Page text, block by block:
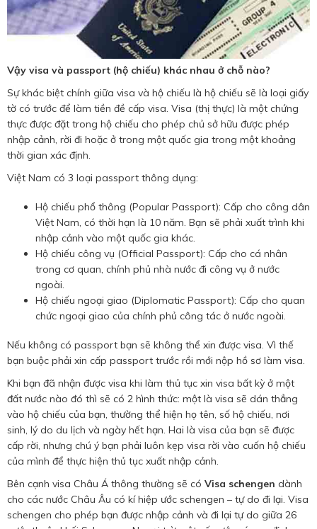
Vậy visa và passport (hộ chiếu) khác nhau ở chỗ nào?
Sự khác biệt chính giữa visa và hộ chiếu là hộ chiếu sẽ là loại giấy
tờ có trước để làm tiền đề cấp visa. Visa (thị thực) là một chứng
thực được đặt trong hộ chiếu cho phép chủ sở hữu được phép
nhập cảnh, rời đi hoặc ở trong một quốc gia trong một khoảng
thời gian xác định.
Việt Nam có 3 loại passport thông dụng:
Hộ chiếu phổ thông (Popular Passport): Cấp cho công dân
Việt Nam, có thời hạn là 10 năm. Bạn sẽ phải xuất trình khi
nhập cảnh vào một quốc gia khác.
Hộ chiếu công vụ (Official Passport): Cấp cho cá nhân
trong cơ quan, chính phủ nhà nước đi công vụ ở nước
ngoài.
Hộ chiếu ngoại giao (Diplomatic Passport): Cấp cho quan
chức ngoại giao của chính phủ công tác ở nước ngoài.
Nếu không có passport bạn sẽ không thể xin được visa. Vì thế
bạn buộc phải xin cấp passport trước rồi mới nộp hồ sơ làm visa.
Khi bạn đã nhận được visa khi làm thủ tục xin visa bất kỳ ở một
đất nước nào đó thì sẽ có 2 hình thức: một là visa sẽ dán thẳng
vào hộ chiếu của bạn, thường thể hiện họ tên, số hộ chiếu, nơi
sinh, lý do du lịch và ngày hết hạn. Hai là visa của bạn sẽ được
cấp rời, nhưng chú ý bạn phải luôn kẹp visa rời vào cuốn hộ chiếu
của mình để thực hiện thủ tục xuất nhập cảnh.
Bên cạnh visa Châu Á thông thường sẽ có Visa schengen dành
cho các nước Châu Âu có kí hiệp ước schengen – tự do đi lại. Visa
schengen cho phép bạn được nhập cảnh và đi lại tự do giữa 26